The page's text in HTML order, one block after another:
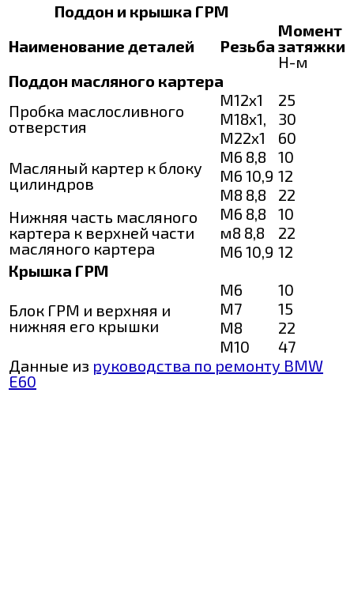
Поддон и крышка ГРМ
Наименование деталей
Резьба
Момент
затяжки
Н-м
Поддон масляного картера
Пробка маслосливного
отверстия
М12х1
25
М18х1,
30
М22х1
60
Масляный картер к блоку
цилиндров
М6 8,8
10
М6 10,9 12
М8 8,8
22
Нижняя часть масляного
картера к верхней части
масляного картера
М6 8,8
10
м8 8,8
22
М6 10,9 12
Крышка ГРМ
Блок ГРМ и верхняя и
нижняя его крышки
М6
10
М7
15
М8
22
М10
47
Данные из руководства по ремонту BMW
E60